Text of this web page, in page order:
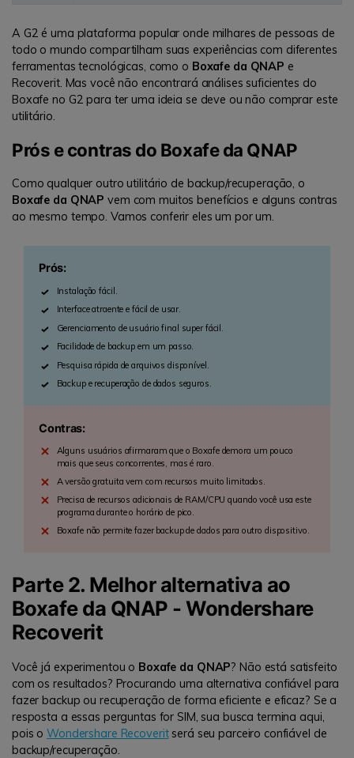
A G2 é uma plataforma popular onde milhares de pessoas de
todo o mundo compartilham suas experiências com diferentes
ferramentas tecnológicas, como o Boxafe da QNAP e
Recoverit. Mas você não encontrará análises suficientes do
Boxafe no G2 para ter uma ideia se deve ou não comprar este
utilitário.
Prós e contras do Boxafe da QNAP
Como qualquer outro utilitário de backup/recuperação, o
Boxafe da QNAP vem com muitos benefícios e alguns contras
ao mesmo tempo. Vamos conferir eles um por um.
Prós:
Instalação fácil.
Interface atraente e fácil de usar.
Gerenciamento de usuário final super fácil.
Facilidade de backup em um passo.
Pesquisa rápida de arquivos disponível.
Backup e recuperação de dados seguros.
Contras:
Alguns usuários afirmaram que o Boxafe demora um pouco
mais que seus concorrentes, mas é raro.
A versão gratuita vem com recursos muito limitados.
Precisa de recursos adicionais de RAM/CPU quando você usa este
programa durante o horário de pico.
Boxafe não permite fazer backup de dados para outro dispositivo.
Parte 2. Melhor alternativa ao
Boxafe da QNAP - Wondershare
Recoverit
Você já experimentou o Boxafe da QNAP? Não está satisfeito
com os resultados? Procurando uma alternativa confiável para
fazer backup ou recuperação de forma eficiente e eficaz? Se a
resposta a essas perguntas for SIM, sua busca termina aqui,
pois oWondershare Recoveritserá seu parceiro confiável de
backup/recuperação.